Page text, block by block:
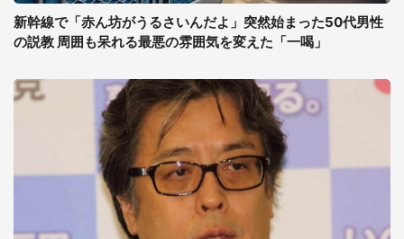
新幹線で「赤ん坊がうるさいんだよ」突然始まった50代男性
の説教 周囲も呆れる最悪の雰囲気を変えた「一喝」